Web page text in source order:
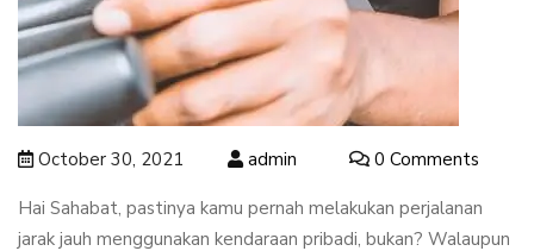
October 30, 2021 admin 0 Comments
Hai Sahabat, pastinya kamu pernah melakukan perjalanan
jarak jauh menggunakan kendaraan pribadi, bukan? Walaupun